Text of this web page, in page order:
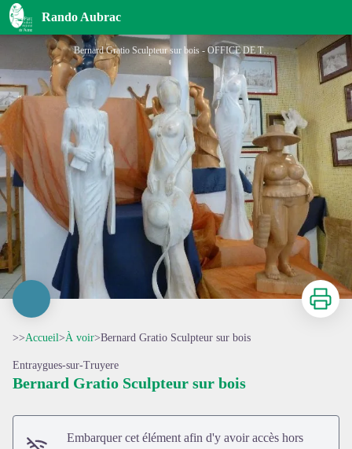
Rando Aubrac
Bernard Gratio Sculpteur sur bois
Bernard Gratio Sculpteur sur bois - OFFICE DE TOURISME DU CANTON D'ENTRAYGUES SUR TRUYERE
Voir l'image en plein écran
Imprimer
>>Accueil>À voir>Bernard Gratio Sculpteur sur bois
Entraygues-sur-Truyere
Bernard Gratio Sculpteur sur bois
Embarquer cet élément afin d'y avoir accès hors